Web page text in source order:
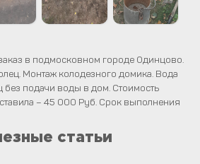
в подмосковном городе Одинцово.
Монтаж колодезного домика. Вода
без подачи воды в дом. Стоимость
– 45 000 Руб. Срок выполнения
статьи